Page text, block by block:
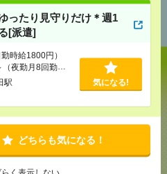
ったり見守りだけ＊週1
[派遣]
勤時給1800円）
夜勤月8回勤務
駅 気になる!
どちらも気になる！
らく表示しない
からの
あちゃんのお散歩付き添
円～ ■週払い
以上
出町駅/…
気になる！